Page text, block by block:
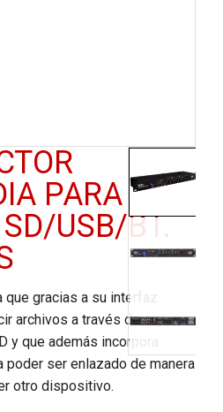
PARA
SD/USB/BT.
gracias a su interfaz
archivos a través de su
y que además incorpora
poder ser enlazado de manera
otro dispositivo.